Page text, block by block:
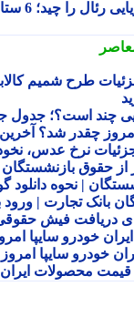
مورینیو ترکیب
طرح شمیم کالابرگ
است؟؛ جدول جدید
چقدر شد؟ آخرین
نرخ عدس، نخود و
بازنشستگان |
| نحوه دانلود
تجارت | ورود به
دریافت فیش حقوقی
محصولات ایران